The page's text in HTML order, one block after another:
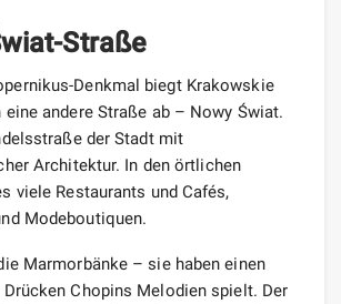
Straße
Denkmal biegt Krakowskie
eine andere Straße ab – Nowy Świat.
der Stadt mit
Architektur. In den örtlichen
viele Restaurants und Cafés,
Modeboutiquen.
Marmorbänke – sie haben einen
Drücken Chopins Melodien spielt. Der